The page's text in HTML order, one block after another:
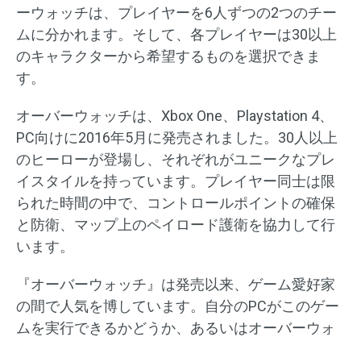
ーウォッチは、プレイヤーを6人ずつの2つのチー
ムに分かれます。そして、各プレイヤーは30以上
のキャラクターから希望するものを選択できま
す。
オーバーウォッチは、Xbox One、Playstation 4、
PC向けに2016年5月に発売されました。30人以上
のヒーローが登場し、それぞれがユニークなプレ
イスタイルを持っています。プレイヤー同士は限
られた時間の中で、コントロールポイントの確保
と防衛、マップ上のペイロード護衛を協力して行
います。
『オーバーウォッチ』は発売以来、ゲーム愛好家
の間で人気を博しています。自分のPCがこのゲー
ムを実行できるかどうか、あるいはオーバーウォ